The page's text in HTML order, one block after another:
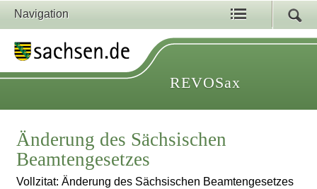
Navigation
REVOSax
Änderung des Sächsischen
Beamtengesetzes
Vollzitat: Änderung des Sächsischen Beamtengesetzes